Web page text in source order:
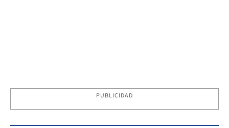
PUBLICIDAD